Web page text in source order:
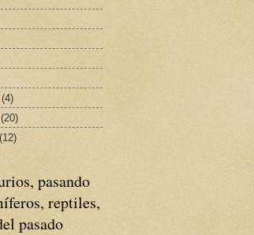
(4)
(20)
(12)
pasando
reptiles,
pasado